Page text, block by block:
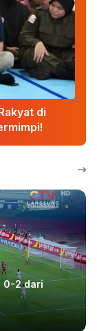
di
0-2 dari